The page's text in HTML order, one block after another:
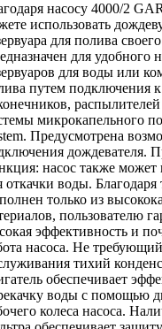
насосу 4000/2
использовать
для полива
для удобного
для воды или
путем подключения
микрокапельного
Предусмотрена
дождевателя.
насос также может
откачки воды. Благодаря
только из
пользователю
эффективность и
насоса. Не
тихий
обеспечивает
воды с помощью
колеса насоса.